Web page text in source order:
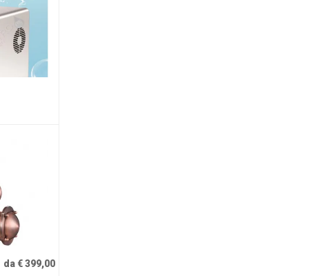
da € 399,00